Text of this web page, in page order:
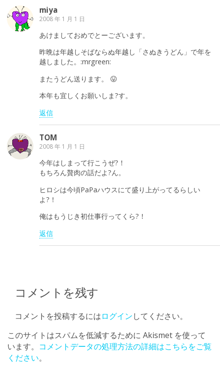
miya
2008 年 1 月 1 日
あけましておめでとーございます。
昨晩は年越しそばならぬ年越し「さぬきうどん」で年を
越しました。:mrgreen:
またうどん送ります。 😛
本年も宜しくお願いしま?す。
返信
TOM
2008 年 1 月 1 日
今年はしまって行こうぜ?！
もちろん贅肉の話だよ?ん。
ヒロシは今頃PaPaハウスにて盛り上がってるらしい
よ?！
俺はもうじき初仕事行ってくら?！
返信
コメントを残す
コメントを投稿するにはログインしてください。
このサイトはスパムを低減するために Akismet を使って
います。 コメントデータの処理方法の詳細はこちらをご覧
ください。